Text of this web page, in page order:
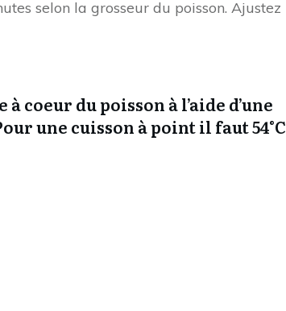
selon la grosseur du poisson. Ajustez
coeur du poisson à l’aide d’une
une cuisson à point il faut 54°C